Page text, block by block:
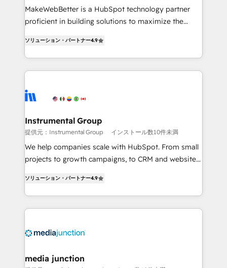
measurable impact.
MakeWebBetter is a HubSpot technology partner
proficient in building solutions to maximize the
growing tech-enabler & facilitator, MakeWebBetter,
hands you the blend of HubSpot expertise &
eminent solutions & integrations. Trust us to
Elite Partners with 10+ years of HubSpot experience
Premier Partner 2023 🌟5 HubSpot Accreditations 🌟
Won HubSpot Theme Challenge 2021 🌟INBOUND’19
HubSpot Rising Star Why us? Harnessing the full
potential of the powerful HubSpot CRM. ✔️A team of
HubSpot experience ✔️Flexible pricing models —
Hourly-fee (assigned one Dedicated HubSpot
requirement). ✔️Helped over 25,000+ customers so
ソリューション・パートナー4.9
Instrumental Group
提供元：Instrumental Group インストール数10件未満
We help companies scale with HubSpot. From small
projects to growth campaigns, to CRM and websites.
HubSpot and willing to work hand-in-hand with your
team to simplify the complex and build a better
experience for your team and customers.
ソリューション・パートナー4.9
media junction